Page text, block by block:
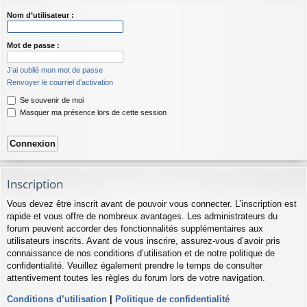
Nom d’utilisateur :
Mot de passe :
J’ai oublié mon mot de passe
Renvoyer le courriel d’activation
Se souvenir de moi
Masquer ma présence lors de cette session
Inscription
Vous devez être inscrit avant de pouvoir vous connecter. L’inscription est
rapide et vous offre de nombreux avantages. Les administrateurs du
forum peuvent accorder des fonctionnalités supplémentaires aux
utilisateurs inscrits. Avant de vous inscrire, assurez-vous d’avoir pris
connaissance de nos conditions d’utilisation et de notre politique de
confidentialité. Veuillez également prendre le temps de consulter
attentivement toutes les règles du forum lors de votre navigation.
Conditions d’utilisation | Politique de confidentialité